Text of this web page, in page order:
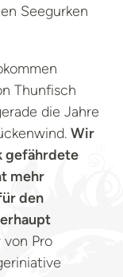
Seegurken
Thunfisch
die Jahre
Wir
gefährdete
mehr
den
von Pro